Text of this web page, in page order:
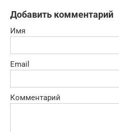
Добавить комментарий
Имя
Email
Комментарий